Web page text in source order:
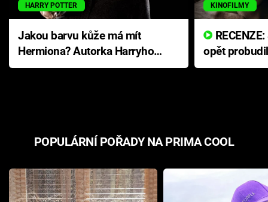
HARRY POTTER
Jakou barvu kůže má mít
Hermiona? Autorka Harryho
Pottera přišla s ráznou
KINOFILMY
opět
přichází s
POPULÁRNÍ POŘADY NA PRIMA COOL